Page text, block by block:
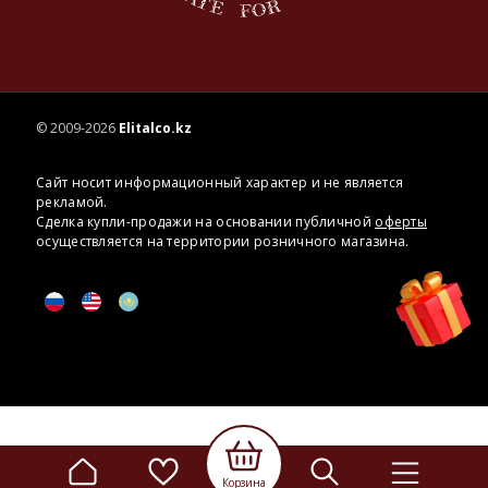
Корзина
© 2009-2026 Elitalco.kz
Сайт носит информационный характер и не является
рекламой.
Сделка купли-продажи на основании публичной оферты
осуществляется на территории розничного магазина.